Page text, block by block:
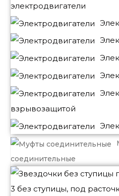
электродвигатели
взрывозащитой
соединительные